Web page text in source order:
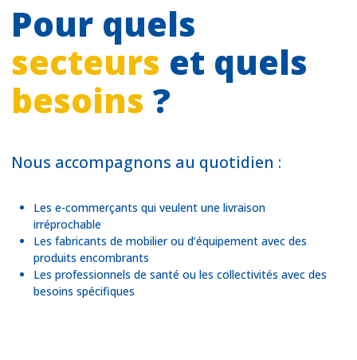
Pour quels
secteurs et quels
besoins ?
Nous accompagnons au quotidien :
Les e-commerçants qui veulent une livraison
irréprochable
Les fabricants de mobilier ou d’équipement avec des
produits encombrants
Les professionnels de santé ou les collectivités avec des
besoins spécifiques